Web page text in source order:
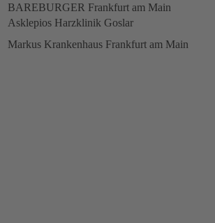
BAREBURGER Frankfurt am Main
Asklepios Harzklinik Goslar
Markus Krankenhaus Frankfurt am Main